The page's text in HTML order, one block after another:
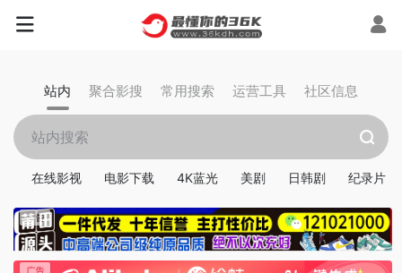
站内 聚合影搜 常用搜索 运营工具 社区信息
在线影视 电影下载 4K蓝光 美剧 日韩剧 纪录片